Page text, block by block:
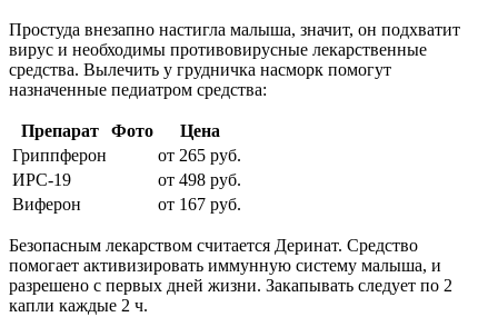
Простуда внезапно настигла малыша, значит, он подхватит
вирус и необходимы противовирусные лекарственные
средства. Вылечить у грудничка насморк помогут
назначенные педиатром средства:
Препарат Фото
Цена
Гриппферон
от 265 руб.
ИРС-19
от 498 руб.
Виферон
от 167 руб.
Безопасным лекарством считается Деринат. Средство
помогает активизировать иммунную систему малыша, и
разрешено с первых дней жизни. Закапывать следует по 2
капли каждые 2 ч.